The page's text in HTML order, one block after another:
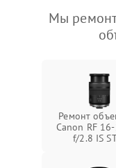
Мы
Ремонт
Canon RF
f/2.8 IS